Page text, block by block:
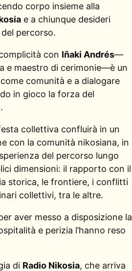
corpo insieme alla
e a chiunque desideri
percorso.
con Iñaki Andrés—
e maestro di cerimonie—è un
comunità e a dialogare
in gioco la forza del
collettiva confluirà in un
con la comunità nikosiana, in
del percorso lungo
dimensioni: il rapporto con il
storica, le frontiere, i conflitti
collettivi, tra le altre.
aver messo a disposizione la
e perizia l’hanno reso
di Radio Nikosia, che arriva